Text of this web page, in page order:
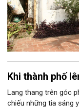
Khi thành phố
Lang thang trên góc
chiếu những tia sáng